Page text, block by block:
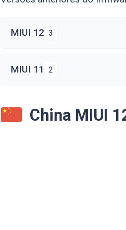
MIUI 12 3
MIUI 11 2
China MIUI